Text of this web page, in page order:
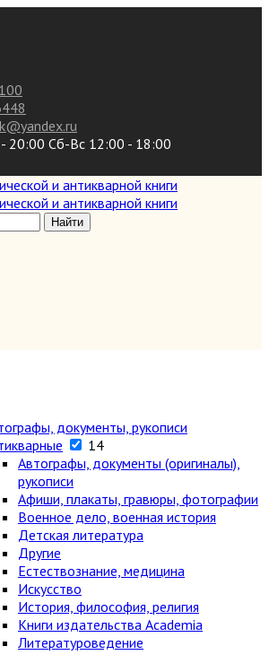
20:00 Сб-Вс 12:00 - 18:00
документы, рукописи
14
Автографы, документы (оригиналы),
рукописи
Афиши, плакаты, гравюры, фотографии
Военное дело, военная история
Детская литература
Другие
Естествознание, медицина
Искусство
История, философия, религия
Книги издательства Academia
Литературоведение